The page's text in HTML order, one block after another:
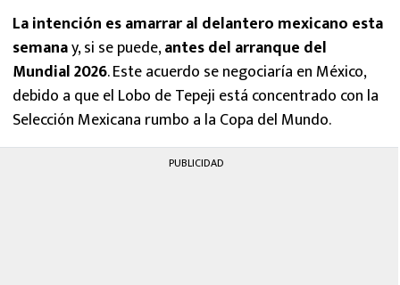
La intención es amarrar al delantero mexicano esta
semanay, si se puede,antes del arranque del
Mundial 2026. Este acuerdo se negociaría en México,
debido a que el Lobo de Tepeji está concentrado con la
Selección Mexicana rumbo a la Copa del Mundo.
PUBLICIDAD